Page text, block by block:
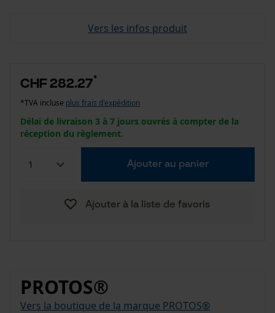
Vers les infos produit
CHF 282.27*
*TVA incluse plus frais d'expédition
Délai de livraison 3 à 7 jours ouvrés à compter de la
réception du règlement.
Ajouter au panier
Ajouter à la liste de favoris
PROTOS®
Vers la boutique de la marque PROTOS®